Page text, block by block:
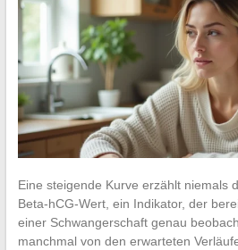
Eine steigende Kurve erzählt niemals
Beta-hCG-Wert, ein Indikator, der
einer Schwangerschaft genau
manchmal von den erwarteten